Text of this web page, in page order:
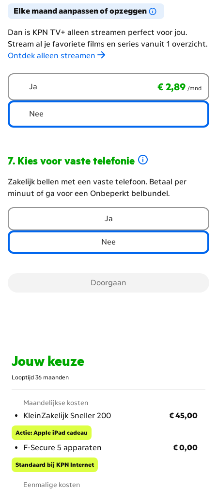
Elke maand aanpassen of opzeggen
Dan is KPN TV+ alleen streamen perfect voor jou.
Stream al je favoriete films en series vanuit 1 overzicht.
Ontdek alleen streamen
Geen
zenders,
streamen?
Ja € 2,89
€ 2,89
per maand/mnd
Nee
Kies voor vaste telefonie
Zakelijk bellen met een vaste telefoon. Betaal per
minuut of ga voor een Onbeperkt belbundel.
Wil
je
vaste
telefonie?
Ja
Nee
Doorgaan
Jouw keuze
Looptijd 36 maanden
Maandelijkse kosten
KleinZakelijk Sneller 200 € 45,00
€ 45,00
Actie: Apple iPad cadeau
F-Secure 5 apparaten € 0,00
€ 0,00
Standaard bij KPN Internet
Eenmalige kosten